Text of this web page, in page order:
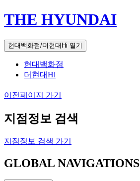
THE HYUNDAI
현대백화점/더현대Hi 열기
현대백화점
더현대Hi
이전페이지 가기
지점정보 검색
지점정보 검색 가기
GLOBAL NAVIGATIONS